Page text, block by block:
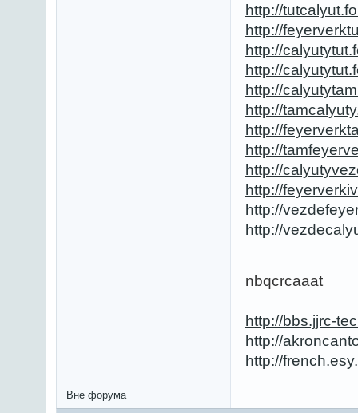
http://
http://
http://
http://
http://
http://
http://
http://
http://
http://
http://
http://
nbqcrcaaat
http://bbs.jjrc-
http://
http://
Вне форума